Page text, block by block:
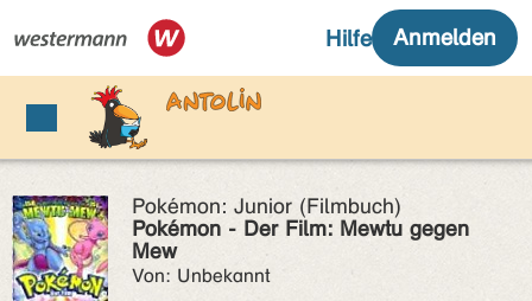
Pokémon: Junior (Filmbuch)
Pokémon - Der Film: Mewtu gegen
Mew
Von: Unbekannt